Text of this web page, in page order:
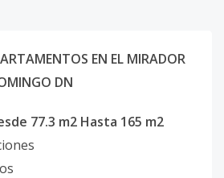
EN EL MIRADOR
DN
77.3 m2 Hasta 165 m2